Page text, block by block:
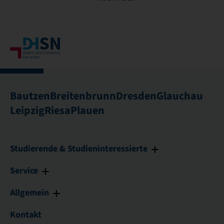
BautzenBreitenbrunnDresdenGlauchau
LeipzigRiesaPlauen
Studierende & Studieninteressierte
Service
Allgemein
Kontakt